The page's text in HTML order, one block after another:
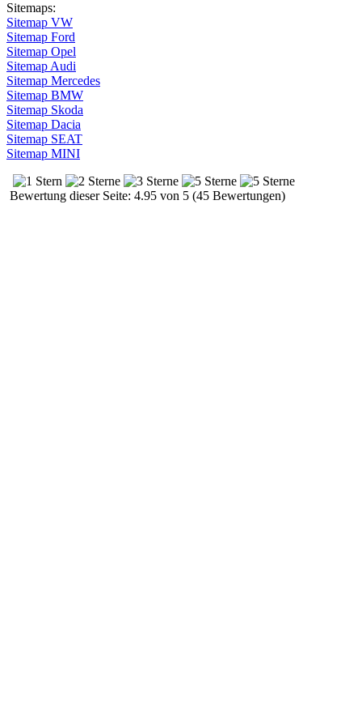
Sitemaps:
Sitemap VW
Sitemap Ford
Sitemap Opel
Sitemap Audi
Sitemap Mercedes
Sitemap BMW
Sitemap Skoda
Sitemap Dacia
Sitemap SEAT
Sitemap MINI
Bewertung dieser Seite: 4.95 von 5 (45 Bewertungen)